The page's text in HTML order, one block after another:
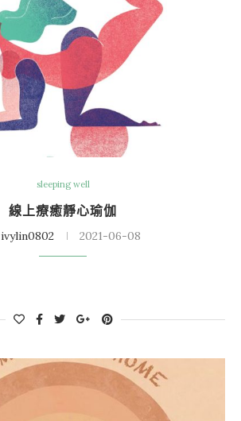
sleeping well
線上療癒靜心瑜伽
ivylin0802 2021-06-08